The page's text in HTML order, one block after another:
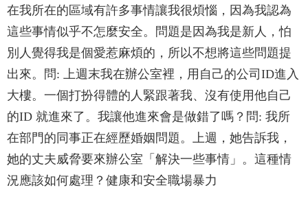
在我所在的區域有許多事情讓我很煩惱，因為我認為
這些事情似乎不怎麼安全。問題是因為我是新人，怕
別人覺得我是個愛惹麻煩的，所以不想將這些問題提
出來。問: 上週末我在辦公室裡，用自己的公司ID進入
大樓。一個打扮得體的人緊跟著我、沒有使用他自己
的ID 就進來了。我讓他進來會是做錯了嗎？問: 我所
在部門的同事正在經歷婚姻問題。上週，她告訴我，
她的丈夫威脅要來辦公室「解決一些事情」。這種情
況應該如何處理？健康和安全職場暴力